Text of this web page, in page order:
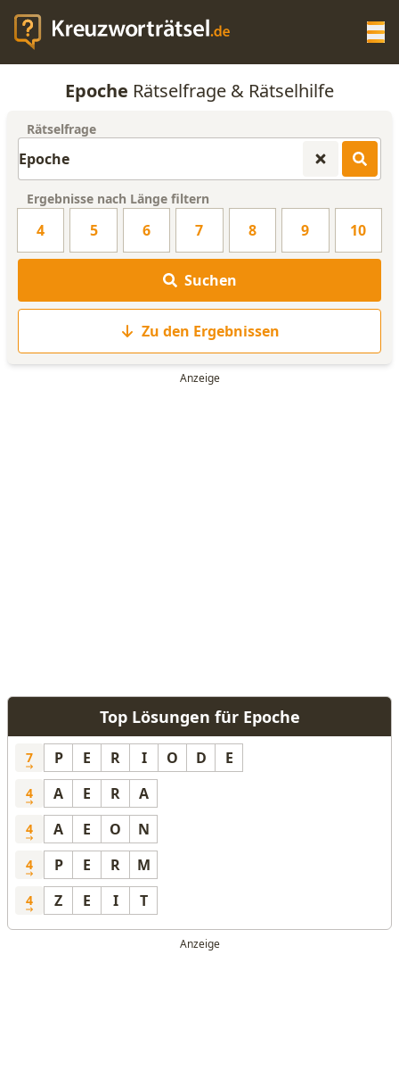
KREUZWORTRÄTSEL-HILFE
WORTLISTE
Epoche Rätselfrage & Rätselhilfe
Rätselfrage
Ergebnisse nach Länge filtern
4 5 6 7 8 9 10
Suchen
Zu den Ergebnissen
Top Lösungen für Epoche
7 P E R I O D E
4 A E R A
4 A E O N
4 P E R M
4 Z E I T